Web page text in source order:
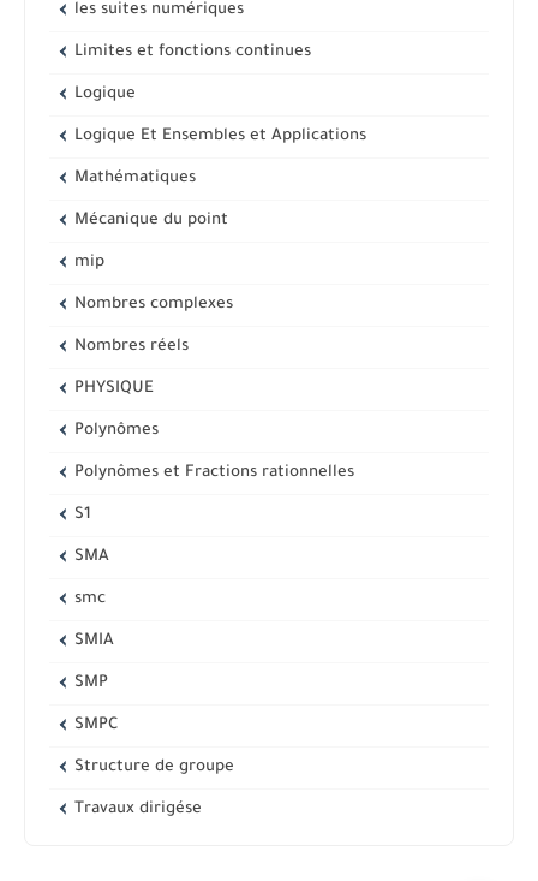
les suites numériques
Limites et fonctions continues
Logique
Logique Et Ensembles et Applications
Mathématiques
Mécanique du point
mip
Nombres complexes
Nombres réels
PHYSIQUE
Polynômes
Polynômes et Fractions rationnelles
S1
SMA
smc
SMIA
SMP
SMPC
Structure de groupe
Travaux dirigése